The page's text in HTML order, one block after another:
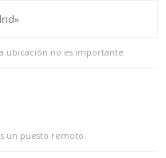
ubicación no es importante
un puesto remoto.